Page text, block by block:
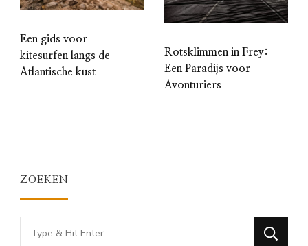
Een gids voor
kitesurfen langs de
Atlantische kust
Rotsklimmen in Frey:
Een Paradijs voor
Avonturiers
ZOEKEN
Looking